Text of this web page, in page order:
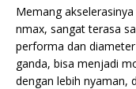
Memang
nmax, sangat terasa
performa dan
ganda, bisa menjadi
dengan lebih nyaman,